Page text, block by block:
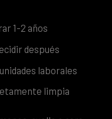
1-2 años
después
laborales
limpia